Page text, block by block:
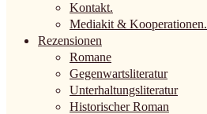
Kontakt.
Mediakit & Kooperationen.
Rezensionen
Romane
Gegenwartsliteratur
Unterhaltungsliteratur
Historischer Roman